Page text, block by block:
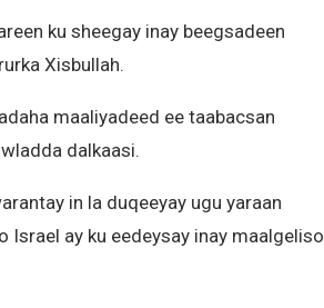
ku sheegay inay beegsadeen
Xisbullah.
maaliyadeed ee taabacsan
dalkaasi.
in la duqeeyay ugu yaraan
Israel ay ku eedeysay inay maalgeliso